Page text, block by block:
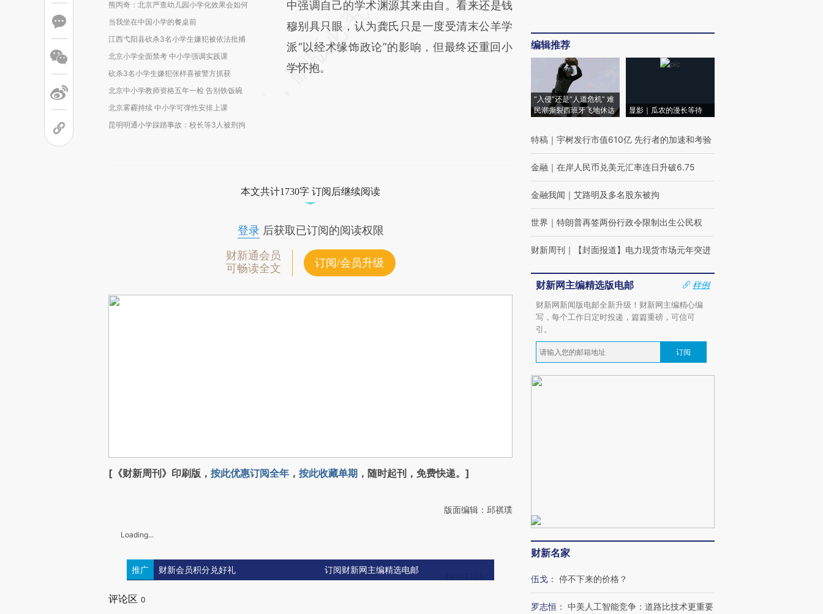
熊丙奇：北京严查幼儿园小学化效果会如何
当我坐在中国小学的餐桌前
江西弋阳县砍杀3名小学生嫌犯被依法批捕
北京小学全面禁考 中小学强调实践课
砍杀3名小学生嫌犯张样喜被警方抓获
北京中小学教师资格五年一检 告别铁饭碗
北京雾霾持续 中小学可弹性安排上课
昆明明通小学踩踏事故：校长等3人被刑拘
中强调自己的学术渊源其来由自。看来还是钱
穆别具只眼，认为龚氏只是一度受清末公羊学
派“以经术缘饰政论”的影响，但最终还重回小
学怀抱。
本文共计1730字 订阅后继续阅读
登录后获取已订阅的阅读权限
财新通会员
可畅读全文
订阅/会员升级
[《财新周刊》印刷版， 按此优惠订阅全年 ， 按此收藏单期 ，随时起刊，免费快递。]
版面编辑：邱祺璞
Loading...
推广 财新会员积分兑好礼 订阅财新网主编精选电邮
评论区 0
编辑推荐
“入侵”还是“人道危机” 难
民潮撕裂西班牙飞地休达
显影｜瓜农的漫长等待
特稿 ｜ 宇树发行市值610亿 先行者的加速和考验
金融 ｜ 在岸人民币兑美元汇率连日升破6.75
金融我闻 ｜ 艾路明及多名股东被拘
世界 ｜ 特朗普再签两份行政令限制出生公民权
财新周刊 ｜ 【封面报道】电力现货市场元年突进
财新网主编精选版电邮
样例
财新网新闻版电邮全新升级！财新网主编精心编
写，每个工作日定时投递，篇篇重磅，可信可
引。
订阅
财新名家
伍戈 ： 停不下来的价格？
罗志恒 ： 中美人工智能竞争：道路比技术更重要